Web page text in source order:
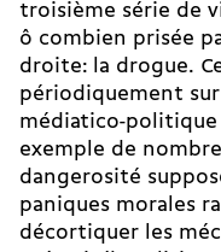
troisième série de
ô combien prisée
droite: la drogue.
périodiquement
médiatico-politique
exemple de
dangerosité
paniques morales
décortiquer les